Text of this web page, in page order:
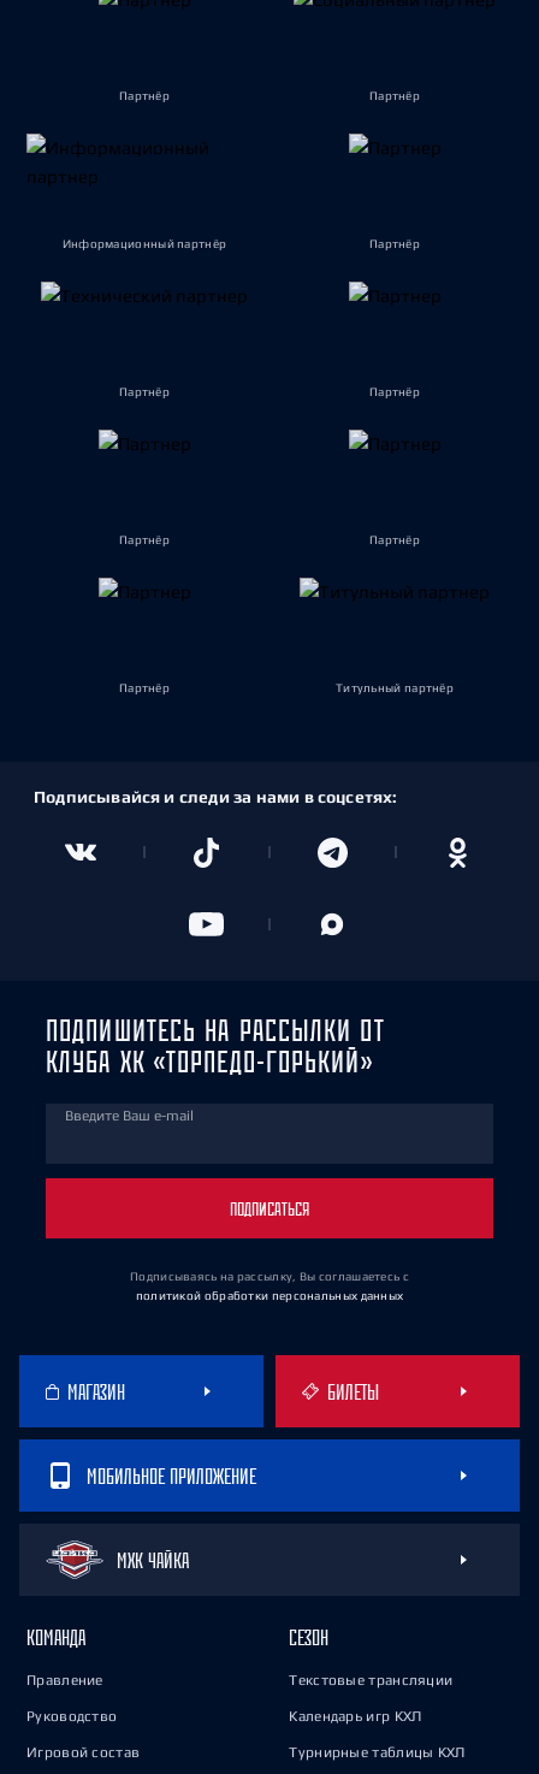
Партнёр Партнёр
Информационный партнёр Партнёр
Партнёр Партнёр
Партнёр Партнёр
Партнёр Титульный партнёр
Подписывайся и следи за нами в соцсетях:
ПОДПИШИТЕСЬ НА РАССЫЛКИ ОТ
КЛУБА ХК «ТОРПЕДО-ГОРЬКИЙ»
Введите Ваш e-mail
ПОДПИСАТЬСЯ
Подписываясь на рассылку, Вы соглашаетесь с
политикой обработки персональных данных
МАГАЗИН БИЛЕТЫ
МОБИЛЬНОЕ ПРИЛОЖЕНИЕ
МХК ЧАЙКА
КОМАНДА
Правление
Руководство
Игровой состав
СЕЗОН
Текстовые трансляции
Календарь игр КХЛ
Турнирные таблицы КХЛ